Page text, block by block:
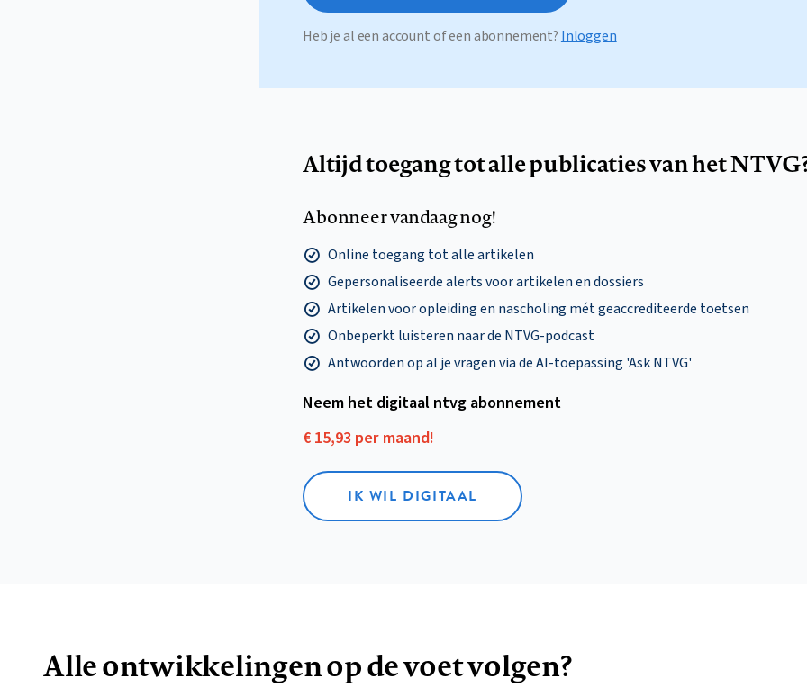
Heb je al een account of een abonnement? Inloggen
Altijd toegang tot alle publicaties van het
Abonneer vandaag nog!
Online toegang tot alle artikelen
Gepersonaliseerde alerts voor artikelen en dossiers
Artikelen voor opleiding en nascholing mét geaccrediteerde toetsen
Onbeperkt luisteren naar de NTVG-podcast
Antwoorden op al je vragen via de AI-toepassing 'Ask NTVG'
Neem het digitaal ntvg abonnement
€ 15,93 per maand!
IK WIL DIGITAAL
Alle ontwikkelingen op de voet volgen?